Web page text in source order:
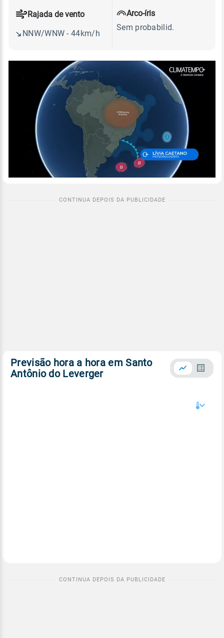
Rajada de vento
NNW/WNW - 44km/h
Arco-íris
Sem probabilid.
Previsão hora a hora em Santo
Antônio do Leverger